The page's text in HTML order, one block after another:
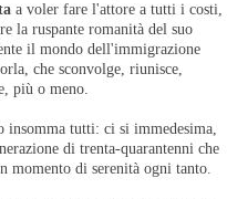
a voler fare l'attore a tutti i costi,
la ruspante romanità del suo
il mondo dell'immigrazione
che sconvolge, riunisce,
più o meno.
insomma tutti: ci si immedesima,
di trenta-quarantenni che
momento di serenità ogni tanto.